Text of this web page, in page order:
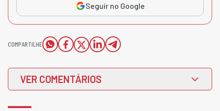
Seguir no Google
COMPARTILHE
VER COMENTÁRIOS